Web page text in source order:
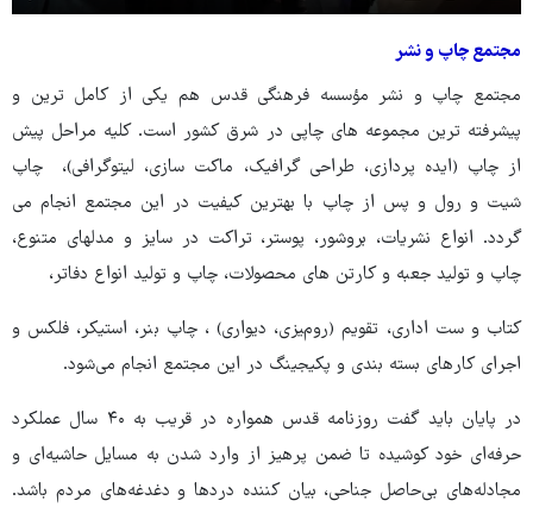
Play Mute Settings
PIP Enter
مجتمع چاپ و نشر
مجتمع چاپ و نشر مؤسسه فرهنگی قدس هم یکی از کامل ترین و
پیشرفته ترین مجموعه های چاپی در شرق کشور است. کلیه مراحل پیش
از چاپ (ایده پردازی، طراحی گرافیک، ماکت سازی، لیتوگرافی)، چاپ
شیت و رول و پس از چاپ با بهترین کیفیت در این مجتمع انجام می
گردد. انواع نشریات، بروشور، پوستر، تراکت در سایز و مدلهای متنوع،
چاپ و تولید جعبه و کارتن های محصولات، چاپ و تولید انواع دفاتر،
کتاب و ست اداری، تقویم (رومﯿﺰی، دیواری) ، چاپ بنر، استیکر، فلکس و
اجرای کارهای بسته بندی و پکیجینگ در این مجتمع انجام می‌شود.
در پایان باید گفت روزنامه قدس همواره در قریب به ۴۰ سال عملکرد
حرفه‌ای خود کوشیده تا ضمن پرهیز از وارد شدن به مسایل حاشیه‌ای و
مجادله‌های بی‌حاصل جناحی، بیان کننده دردها و دغدغه‌های مردم باشد.